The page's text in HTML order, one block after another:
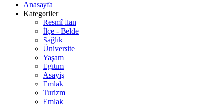
Anasayfa
Kategoriler
Resmî İlan
İlçe - Belde
Sağlık
Üniversite
Yaşam
Eğitim
Asayiş
Emlak
Turizm
Emlak